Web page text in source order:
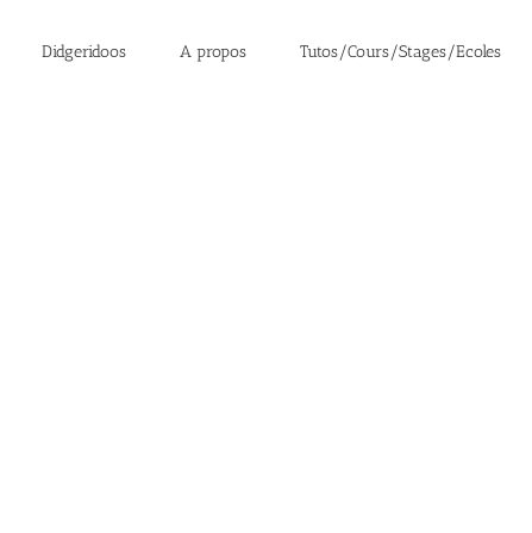
Didgeridoos A propos Tutos/Cours/Stages/Ecoles